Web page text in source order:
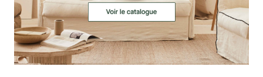
les salissures sont moins visibles.
Les canapés en cuir gris sont également relativement faciles à
entretenir, mais il est important de les traiter régulièrement avec
un produit d'entretien pour le cuir.